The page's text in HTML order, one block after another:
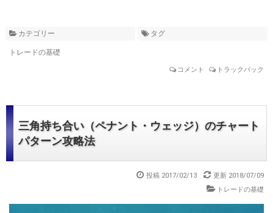
カテゴリー
トレードの基礎
タグ
コメント トラックバック
三角持ち合い（ペナント・ウェッジ）のチャート
パターン攻略法
投稿 2017/02/13
更新 2018/07/09
トレードの基礎